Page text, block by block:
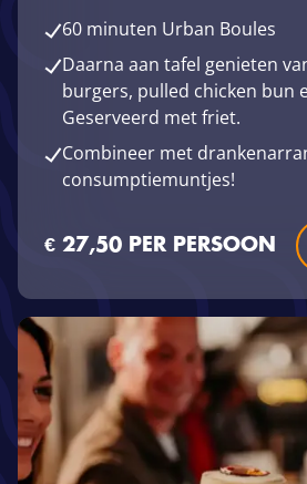
60 minuten Urban Boules
Daarna aan tafel genieten
burgers, pulled chicken bun
Geserveerd met friet.
Combineer met
consumptiemuntjes!
€ 27,50 PER PERSOON